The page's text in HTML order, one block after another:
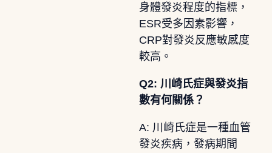
身體發炎程度的指標，
ESR受多因素影響，
CRP對發炎反應敏感度
較高。
Q2: 川崎氏症與發炎指
數有何關係？
A: 川崎氏症是一種血管
發炎疾病，發病期間